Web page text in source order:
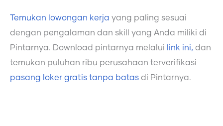
Temukan lowongan kerja yang paling sesuai
dengan pengalaman dan skill yang Anda miliki di
Pintarnya. Download pintarnya melalui
link ini, dan
temukan puluhan ribu perusahaan terverifikasi
pasang loker gratis tanpa batas di Pintarnya.